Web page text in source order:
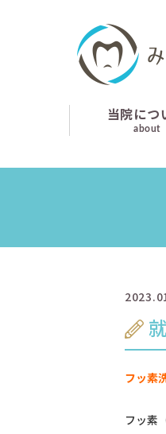
当院につ
about
フッ素
フッ素
当院について
スタッフ紹介